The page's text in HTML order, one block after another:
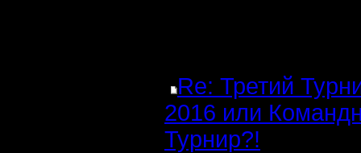
Re: Третий
2016 или
Турнир?!